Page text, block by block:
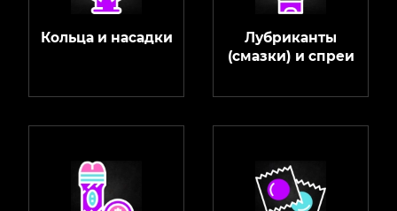
Кольца и насадки
Лубриканты
(смазки) и спреи